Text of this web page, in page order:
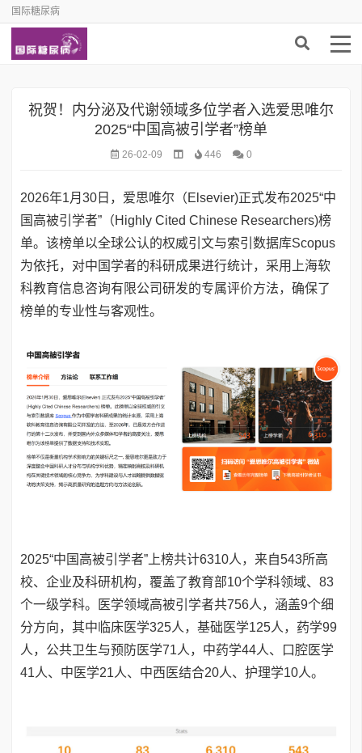
国际糖尿病
祝贺！内分泌及代谢领域多位学者入选爱思唯尔
2025“中国高被引学者”榜单
26-02-09 446 0
2026年1月30日，爱思唯尔（Elsevier)正式发布2025“中
国高被引学者”（Highly Cited Chinese Researchers)榜
单。该榜单以全球公认的权威引文与索引数据库Scopus
为依托，对中国学者的科研成果进行统计，采用上海软
科教育信息咨询有限公司研发的专属评价方法，确保了
榜单的专业性与客观性。
2025“中国高被引学者”上榜共计6310人，来自543所高
校、企业及科研机构，覆盖了教育部10个学科领域、83
个一级学科。医学领域高被引学者共756人，涵盖9个细
分方向，其中临床医学325人，基础医学125人，药学99
人，公共卫生与预防医学71人，中药学44人、口腔医学
41人、中医学21人、中西医结合20人、护理学10人。